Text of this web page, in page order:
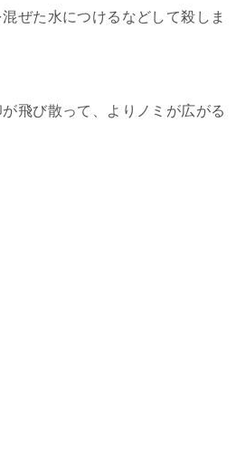
ぜた水につけるなどして殺しま
飛び散って、よりノミが広がる